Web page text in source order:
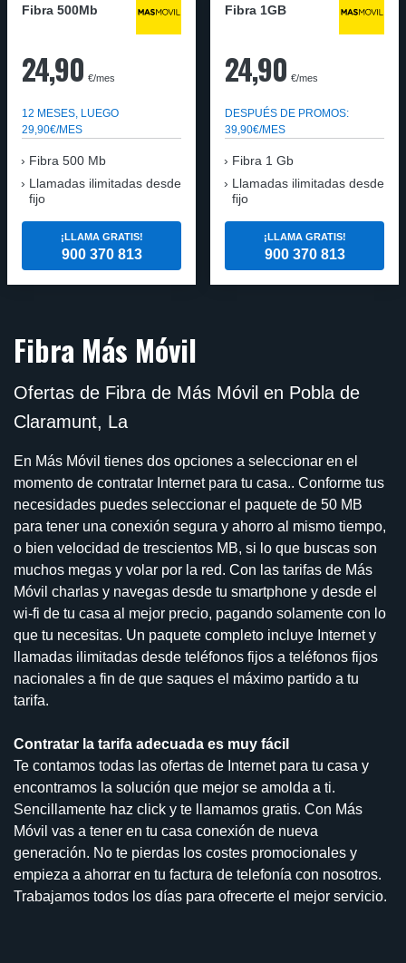
Fibra 500Mb
24,90 €/mes
12 MESES, LUEGO
29,90€/MES
Fibra 500 Mb
Llamadas ilimitadas desde
fijo
¡LLAMA GRATIS!
900 370 813
Fibra 1GB
24,90 €/mes
DESPUÉS DE PROMOS:
39,90€/MES
Fibra 1 Gb
Llamadas ilimitadas desde
fijo
¡LLAMA GRATIS!
900 370 813
Fibra Más Móvil
Ofertas de Fibra de Más Móvil en Pobla de
Claramunt, La
En Más Móvil tienes dos opciones a seleccionar en el
momento de contratar Internet para tu casa.. Conforme tus
necesidades puedes seleccionar el paquete de 50 MB
para tener una conexión segura y ahorro al mismo tiempo,
o bien velocidad de trescientos MB, si lo que buscas son
muchos megas y volar por la red. Con las tarifas de Más
Móvil charlas y navegas desde tu smartphone y desde el
wi-fi de tu casa al mejor precio, pagando solamente con lo
que tu necesitas. Un paquete completo incluye Internet y
llamadas ilimitadas desde teléfonos fijos a teléfonos fijos
nacionales a fin de que saques el máximo partido a tu
tarifa.
Contratar la tarifa adecuada es muy fácil
Te contamos todas las ofertas de Internet para tu casa y
encontramos la solución que mejor se amolda a ti.
Sencillamente haz click y te llamamos gratis. Con Más
Móvil vas a tener en tu casa conexión de nueva
generación. No te pierdas los costes promocionales y
empieza a ahorrar en tu factura de telefonía con nosotros.
Trabajamos todos los días para ofrecerte el mejor servicio.